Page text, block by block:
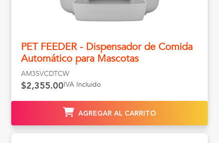
PET FEEDER - Dispensador de Comida
Automático para Mascotas
AM35VCDTCW
$2,355.00IVA Incluido
AGREGAR AL CARRITO